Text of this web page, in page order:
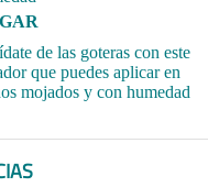
de las goteras con este
que puedes aplicar en
mojados y con humedad